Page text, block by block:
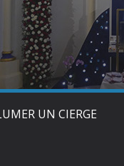
UN CIERGE